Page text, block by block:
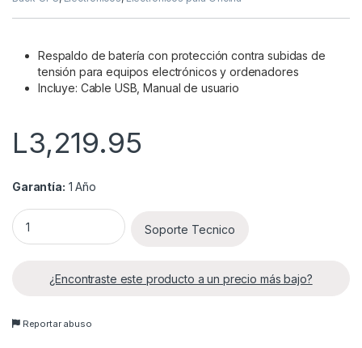
Respaldo de batería con protección contra subidas de
tensión para equipos electrónicos y ordenadores
Incluye: Cable USB, Manual de usuario
L3,219.95
Garantía: 1 Año
Back-UPS BE850M2 de APC, 850 VA, 2 puertos de carga
Soporte Tecnico
¿Encontraste este producto a un precio más bajo?
Reportar abuso